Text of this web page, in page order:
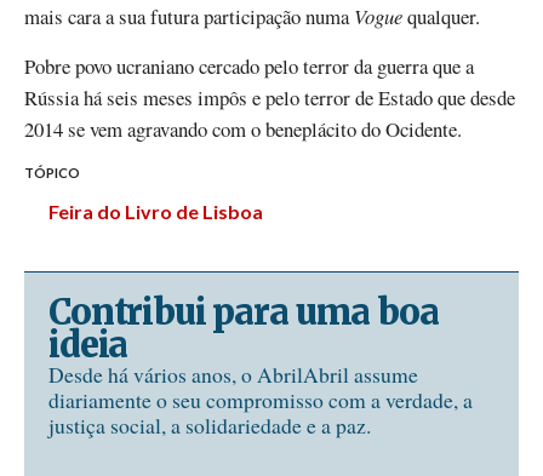
mais cara a sua futura participação numaVoguequalquer.
Pobre povo ucraniano cercado pelo terror da guerra que a
Rússia há seis meses impôs e pelo terror de Estado que desde
2014 se vem agravando com o beneplácito do Ocidente.
TÓPICO
Feira do Livro de Lisboa
Contribui para uma boa
ideia
Desde há vários anos, o AbrilAbril assume
diariamente o seu compromisso com a verdade, a
justiça social, a solidariedade e a paz.